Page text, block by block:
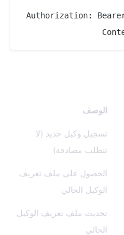
الوصف
تسجيل وكيل جديد (لا
تتطلب مصادقة)
الحصول على ملف تعريف
الوكيل الحالي
تحديث ملف تعريف الوكيل
الحالي